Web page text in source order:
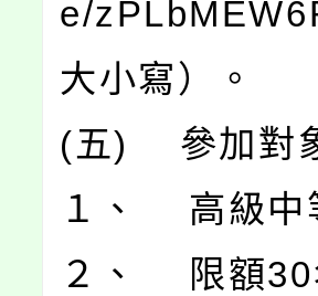
e/
大小寫）。
(五) 參加對
１、 高級中
２、 限額30